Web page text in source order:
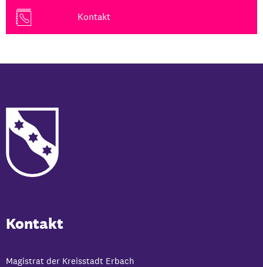
Kontakt
Kontakt
Magistrat der Kreisstadt Erbach